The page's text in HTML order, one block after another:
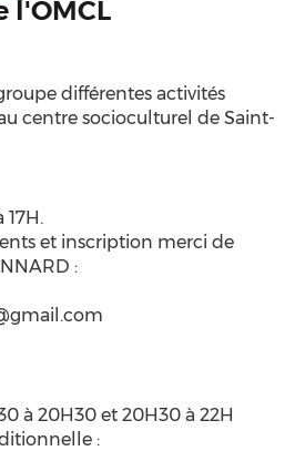
l'OMCL
différentes activités
centre socioculturel de Saint-
et inscription merci de
:
à 20H30 et 20H30 à 22H
: